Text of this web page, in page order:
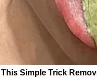
This Simple Trick